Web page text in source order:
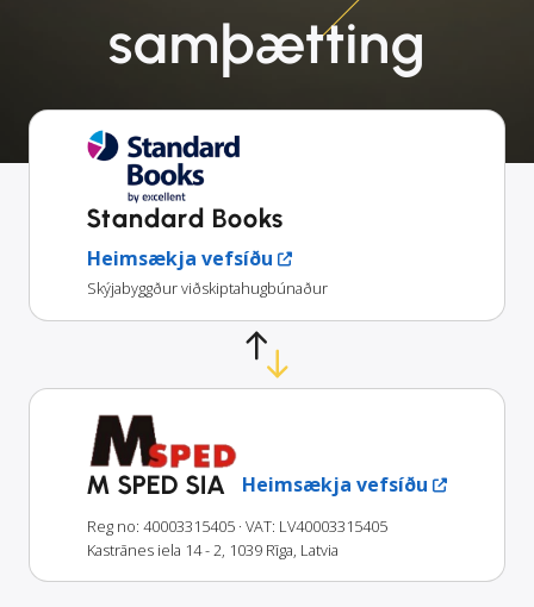
samþætting
Standard Books
Heimsækja vefsíðu
Skýjabyggður viðskiptahugbúnaður
M SPED SIA Heimsækja vefsíðu
Reg no: 40003315405 · VAT: LV40003315405
Kastrānes iela 14 - 2, 1039 Rīga, Latvia